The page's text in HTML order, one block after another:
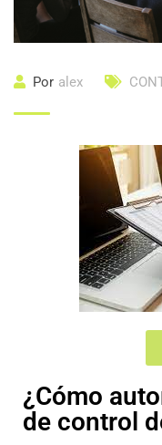
Por alex
¿Cómo
de control